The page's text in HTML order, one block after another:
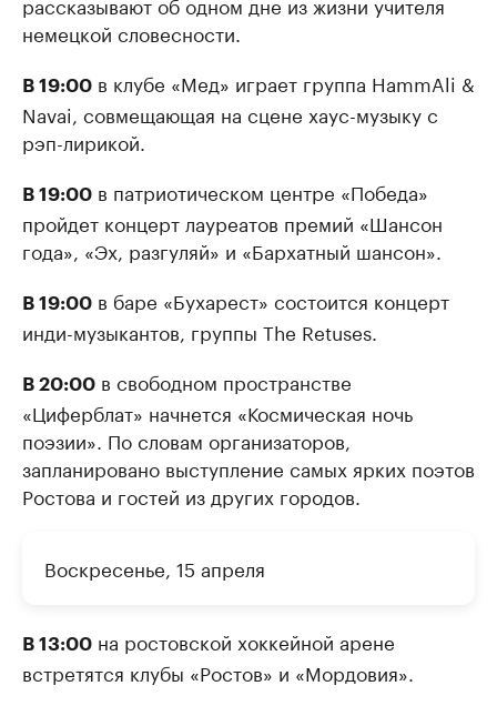
немецкой словесности.
В 19:00 в клубе «Мед» играет группа HammAli &
Navai, совмещающая на сцене хаус-музыку с
рэп-лирикой.
В 19:00 в патриотическом центре «Победа»
пройдет концерт лауреатов премий «Шансон
года», «Эх, разгуляй» и «Бархатный шансон».
В 19:00 в баре «Бухарест» состоится концерт
инди-музыкантов, группы The Retuses.
В 20:00 в свободном пространстве
«Циферблат» начнется «Космическая ночь
поэзии». По словам организаторов,
запланировано выступление самых ярких поэтов
Ростова и гостей из других городов.
Воскресенье, 15 апреля
В 13:00 на ростовской хоккейной арене
встретятся клубы «Ростов» и «Мордовия».